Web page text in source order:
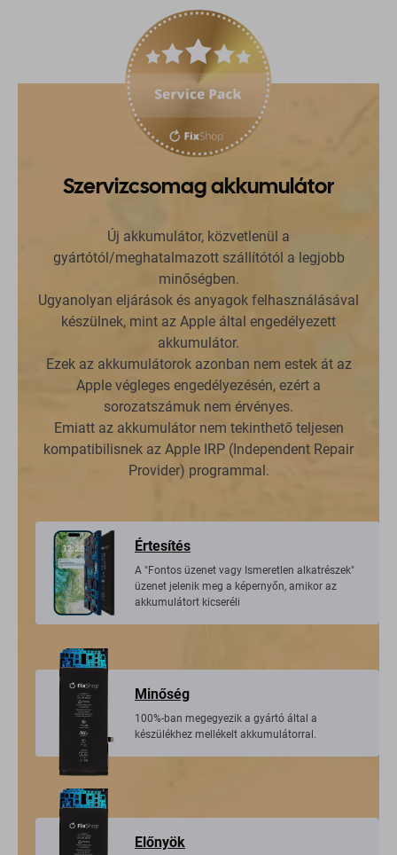
Szervizcsomag akkumulátor
Új akkumulátor, közvetlenül a
gyártótól/meghatalmazott szállítótól a legjobb
minőségben.
Ugyanolyan eljárások és anyagok felhasználásával
készülnek, mint az Apple által engedélyezett
akkumulátor.
Ezek az akkumulátorok azonban nem estek át az
Apple végleges engedélyezésén, ezért a
sorozatszámuk nem érvényes.
Emiatt az akkumulátor nem tekinthető teljesen
kompatibilisnek az Apple IRP (Independent Repair
Provider) programmal.
Értesítés
A "Fontos üzenet vagy Ismeretlen alkatrészek"
üzenet jelenik meg a képernyőn, amikor az
akkumulátort kicseréli
Minőség
100%-ban megegyezik a gyártó által a
készülékhez mellékelt akkumulátorral.
Előnyök